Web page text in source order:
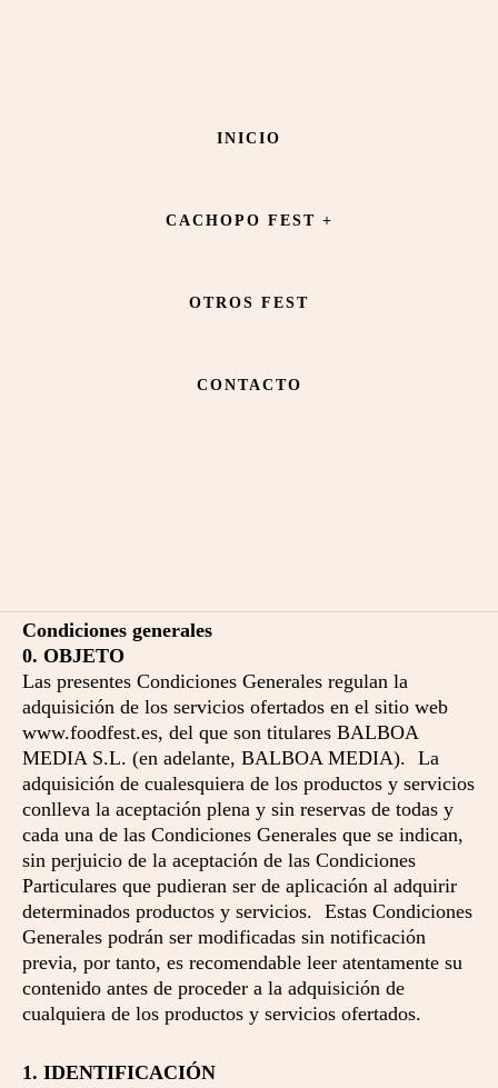
INICIO
CACHOPO FEST +
OTROS FEST
CONTACTO
CONDICIONES DE
Condiciones generales
0. OBJETO
Las presentes Condiciones Generales regulan la
adquisición de los servicios ofertados en el sitio web
www.foodfest.es, del que son titulares BALBOA
MEDIA S.L. (en adelante, BALBOA MEDIA). La
adquisición de cualesquiera de los productos y servicios
conlleva la aceptación plena y sin reservas de todas y
cada una de las Condiciones Generales que se indican,
sin perjuicio de la aceptación de las Condiciones
Particulares que pudieran ser de aplicación al adquirir
determinados productos y servicios. Estas Condiciones
Generales podrán ser modificadas sin notificación
previa, por tanto, es recomendable leer atentamente su
contenido antes de proceder a la adquisición de
cualquiera de los productos y servicios ofertados.
1. IDENTIFICACIÓN